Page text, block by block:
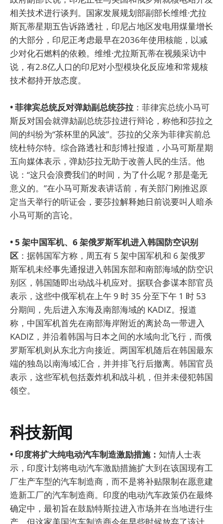
相关技术进行谈判。国家发展规划部副部长维维·尤拉
斯瓦蒂星期五告诉路透社，印尼占地区发电用煤量增长
的大部分，印尼正考虑最早在2036年使用核能，以减
少对化石燃料的依赖。维维·尤拉斯瓦蒂在视频采访中
说，有2.8亿人口的印尼对小型模块化反应堆和常规核
技术都持开放态度。
• 菲律宾总统反对弹劾副总统莎拉 ：菲律宾总统小马可
斯反对国会就弹劾副总统莎拉进行辩论，称他和莎拉之
间的纠纷为“茶杯里的风波”。莎拉的父亲为菲律宾前总
统杜特尔特。综合路透社和彭博社报道，小马可斯星期
五向媒体表示，弹劾莎拉无助于改善人民的生活。他
说：“这只会浪费我们的时间，为了什么呢？那是毫无
意义的。”在小马可斯发表讲话前，有关部门刚推迟原
定当天举行的听证会，要莎拉解释她日前说要叫人暗杀
小马可斯的言论。
• 5 架中国军机、6 架俄罗斯军机进入韩国防空识别
区 ：据韩国军方称，周五有 5 架中国军机和 6 架俄罗
斯军机未经事先通报进入韩国东部和南部海域的防空识
别区，韩国随即出动战斗机应对。据联合参谋本部官员
表示，这些中俄军机在上午 9 时 35 分至下午 1 时 53
分期间，先后进入东海及南部海域的 KADIZ。报道
称，中国军机首先在南部海岸附近的离於岛一带进入
KADIZ，并沿着韩国与日本之间的水域向北飞行，而俄
罗斯军机则从东北方向接近。两国军机随后在韩国最东
端的独岛以南海域汇合，并并排飞行后撤离。韩国官员
表示，这些军机包括轰炸机和战斗机，但并未侵犯韩国
领空。
科技新闻
• 印度将扩大纯电动汽车制造激励措施： 知情人士表
示，印度计划将电动汽车激励措施扩大到在该国现有工
厂生产车型的汽车制造商，而不是将补贴限制在愿意建
造新工厂的汽车制造商。印度的电动汽车政策仍在最终
确定中，最初旨在鼓励特斯拉进入市场并在当地进行生